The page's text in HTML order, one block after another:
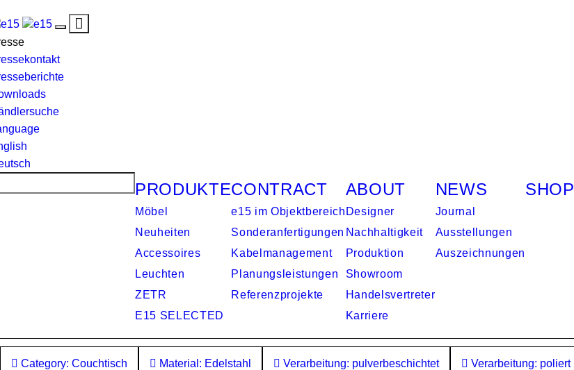
Toggle
Toggle
PRODUKTE
Möbel
Neuheiten
Accessoires
Leuchten
ZETR
E15 SELECTED
CONTRACT
e15 im Objektbereich
Sonderanfertigungen
Kabelmanagement
Planungsleistungen
Referenzprojekte
ABOUT
Designer
Nachhaltigkeit
Produktion
Showroom
Handelsvertreter
Karriere
NEWS
Journal
Ausstellungen
Auszeichnungen
SHOP
Category: Couchtisch Material: Edelstahl Verarbeitung: pulverbeschichtet Verarbeitung: poliert